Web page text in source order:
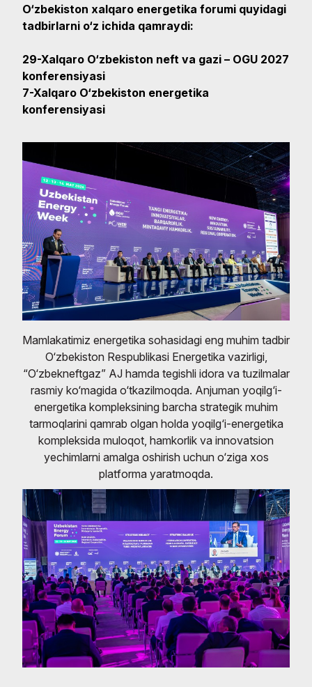
O‘zbekiston xalqaro energetika forumi quyidagi
tadbirlarni o‘z ichida qamraydi:
29-Xalqaro O‘zbekiston neft va gazi – OGU 2027
konferensiyasi
7-Xalqaro O‘zbekiston energetika
konferensiyasi
Mamlakatimiz energetika sohasidagi eng muhim tadbir
O‘zbekiston Respublikasi Energetika vazirligi,
“O‘zbekneftgaz” AJ hamda tegishli idora va tuzilmalar
rasmiy ko‘magida o‘tkazilmoqda. Anjuman yoqilg‘i-
energetika kompleksining barcha strategik muhim
tarmoqlarini qamrab olgan holda yoqilg‘i-energetika
kompleksida muloqot, hamkorlik va innovatsion
yechimlarni amalga oshirish uchun o‘ziga xos
platforma yaratmoqda.